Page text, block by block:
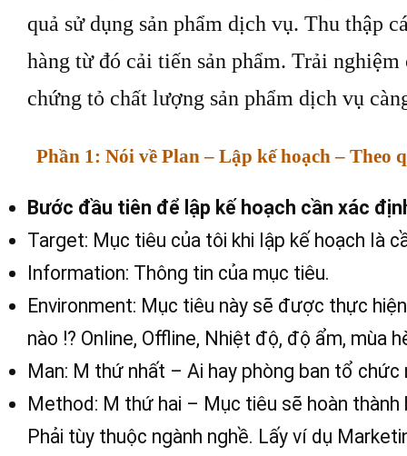
quả sử dụng sản phẩm dịch vụ. Thu thập
hàng từ đó cải tiến sản phẩm. Trải nghiệm
chứng tỏ chất lượng sản phẩm dịch vụ
Phần 1: Nói về Plan – Lập kế hoạch – Theo
Bước đầu tiên để lập kế hoạch cần xác
Target: Mục tiêu của tôi khi lập kế hoạch là
Information: Thông tin của mục tiêu.
Environment: Mục tiêu này sẽ được thực
nào !? Online, Offline, Nhiệt độ, độ ẩm, mùa
Man: M thứ nhất – Ai hay phòng ban tổ
Method: M thứ hai – Mục tiêu sẽ hoàn thành
Phải tùy thuộc ngành nghề. Lấy ví dụ